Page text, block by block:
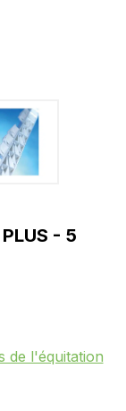
- 5
de l'équitation